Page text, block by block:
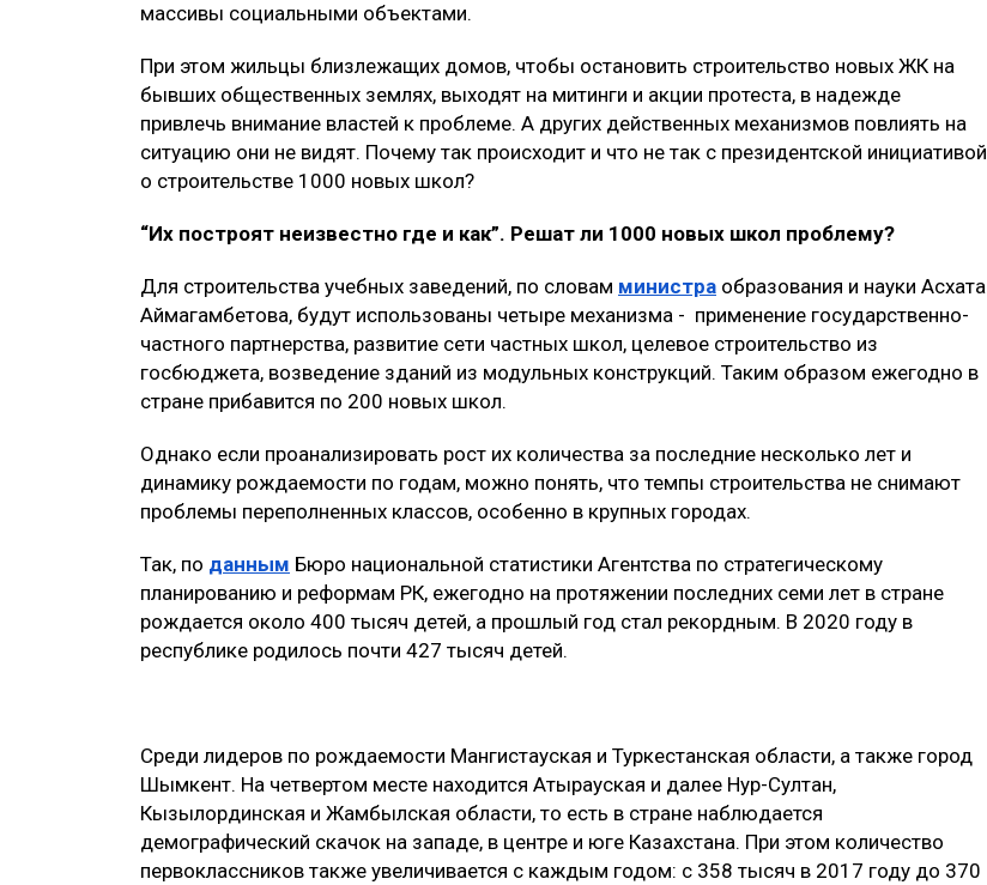
массивы социальными объектами.
При этом жильцы близлежащих домов, чтобы остановить строительство новых ЖК на
бывших общественных землях, выходят на митинги и акции протеста, в надежде
привлечь внимание властей к проблеме. А других действенных механизмов повлиять на
ситуацию они не видят. Почему так происходит и что не так с президентской инициативой
о строительстве 1000 новых школ?
“Их построят неизвестно где и как”. Решат ли 1000 новых школ проблему?
Для строительства учебных заведений, по словам министра образования и науки Асхата
Аймагамбетова, будут использованы четыре механизма - применение государственно-
частного партнерства, развитие сети частных школ, целевое строительство из
госбюджета, возведение зданий из модульных конструкций. Таким образом ежегодно в
стране прибавится по 200 новых школ.
Однако если проанализировать рост их количества за последние несколько лет и
динамику рождаемости по годам, можно понять, что темпы строительства не снимают
проблемы переполненных классов, особенно в крупных городах.
Так, по данным Бюро национальной статистики Агентства по стратегическому
планированию и реформам РК, ежегодно на протяжении последних семи лет в стране
рождается около 400 тысяч детей, а прошлый год стал рекордным. В 2020 году в
республике родилось почти 427 тысяч детей.
Среди лидеров по рождаемости Мангистауская и Туркестанская области, а также город
Шымкент. На четвертом месте находится Атырауская и далее Нур-Султан,
Кызылординская и Жамбылская области, то есть в стране наблюдается
демографический скачок на западе, в центре и юге Казахстана. При этом количество
первоклассников также увеличивается с каждым годом: с 358 тысяч в 2017 году до 370